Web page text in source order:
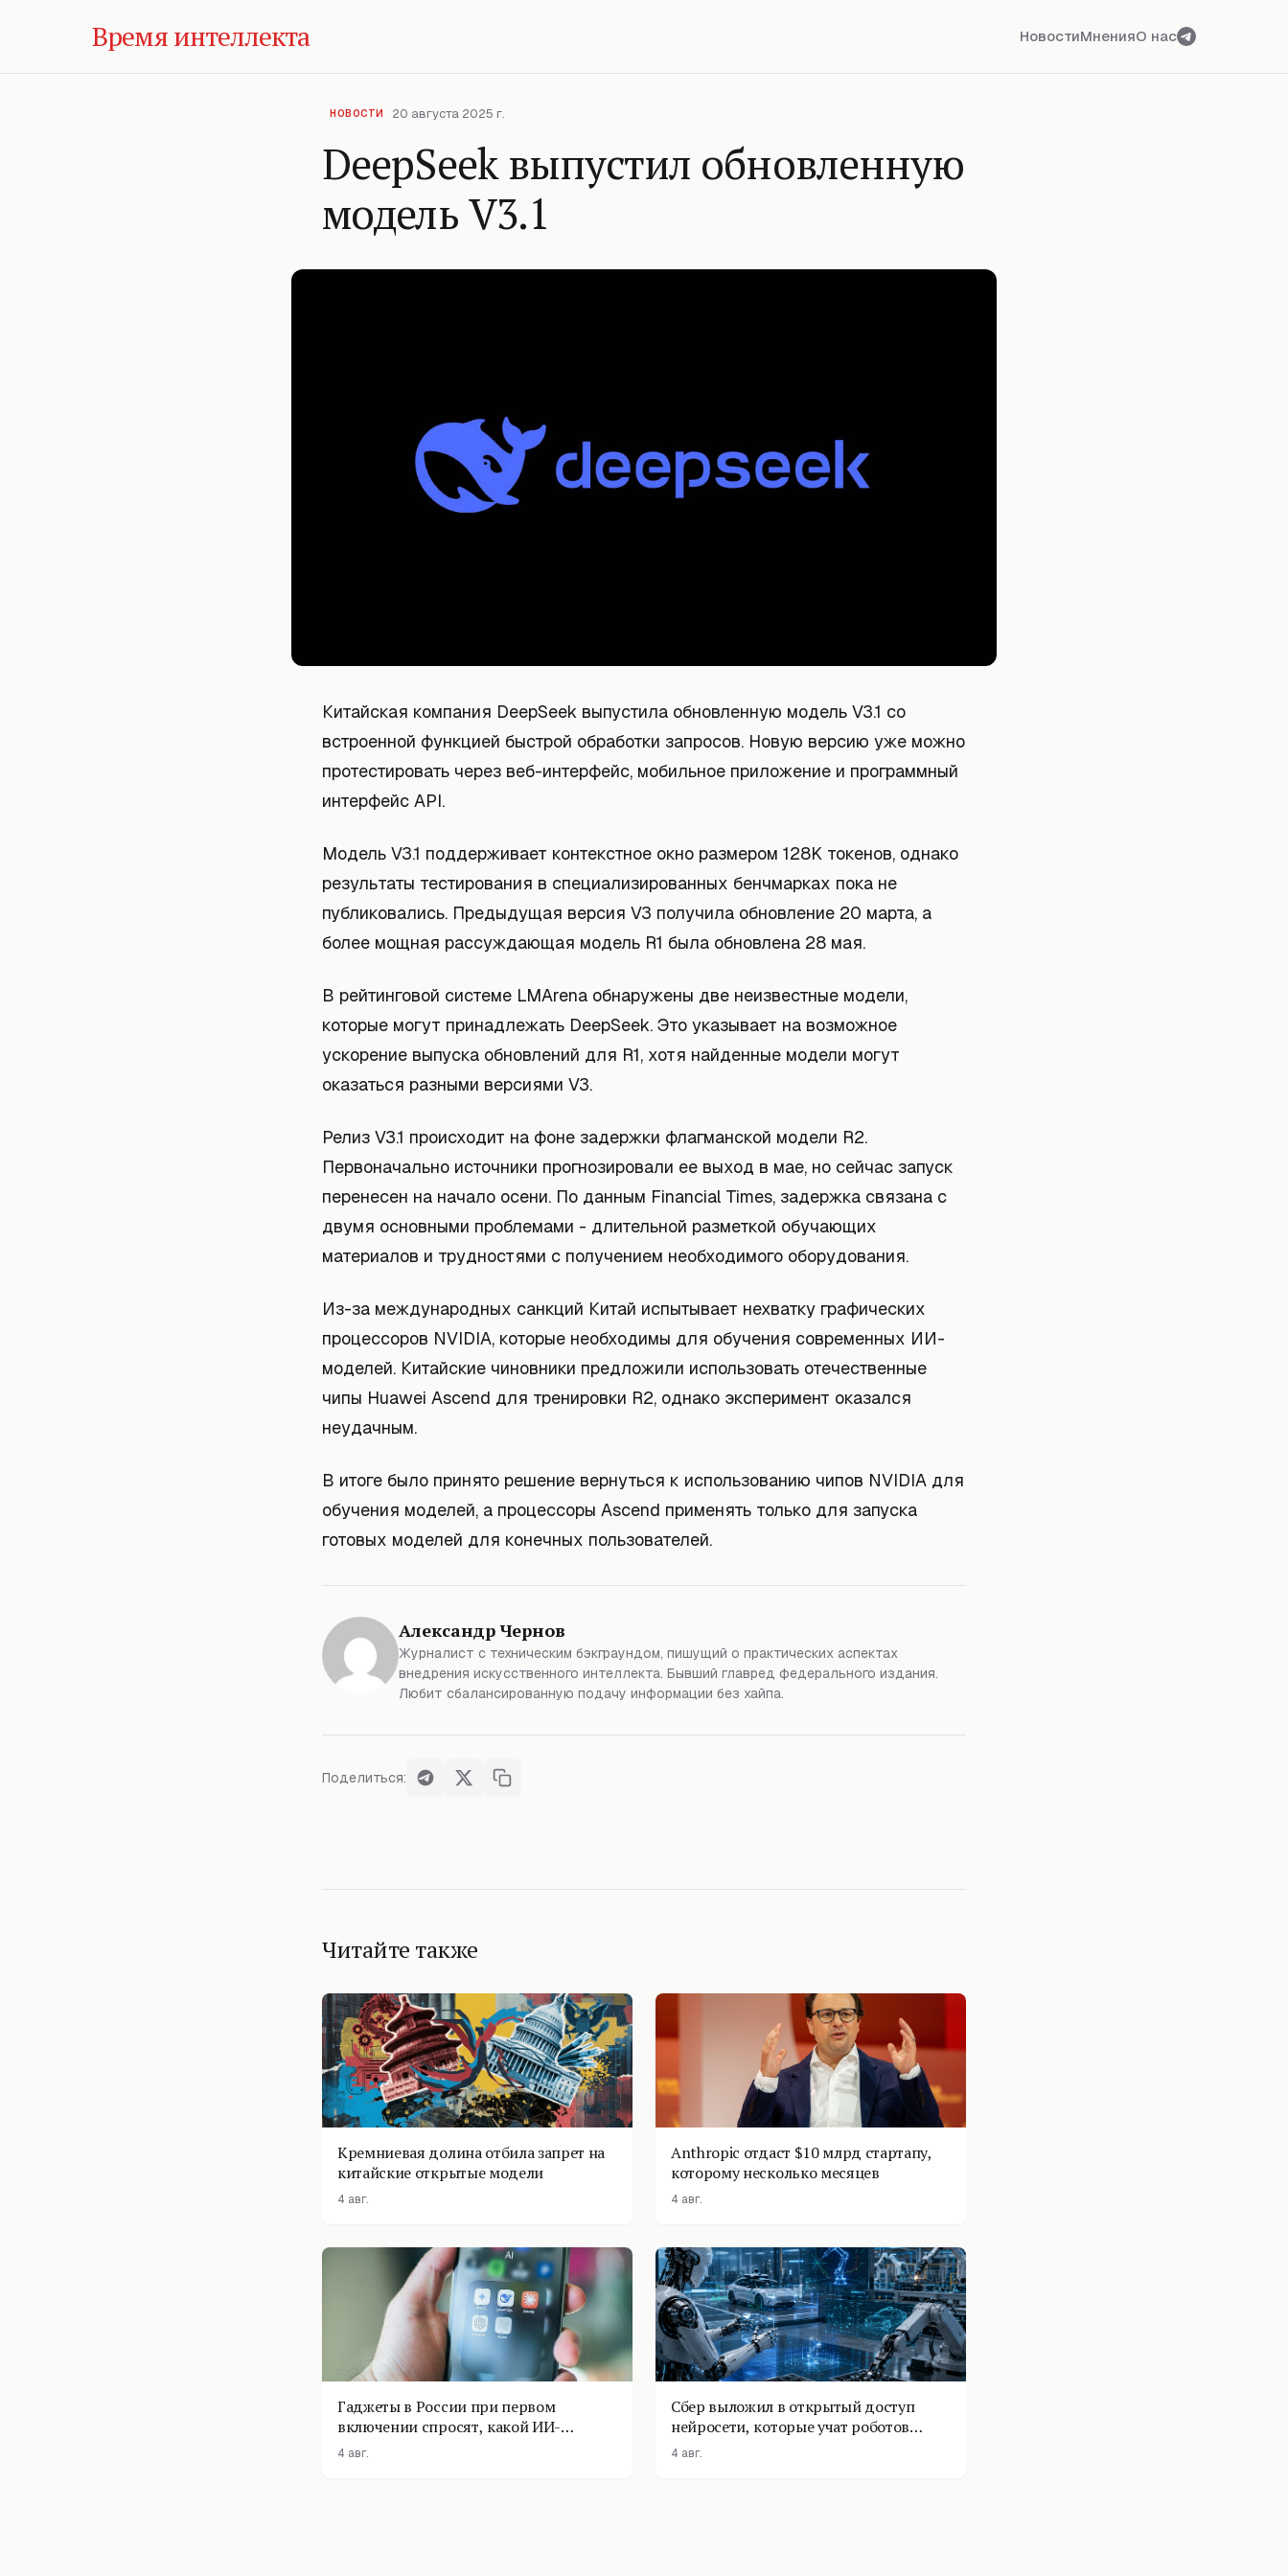
Время интеллекта НовостиМненияО нас
НОВОСТИ 20 августа 2025 г.
DeepSeek выпустил обновленную
модель V3.1
Китайская компания DeepSeek выпустила обновленную модель V3.1 со
встроенной функцией быстрой обработки запросов. Новую версию уже можно
протестировать через веб-интерфейс, мобильное приложение и программный
интерфейс API.
Модель V3.1 поддерживает контекстное окно размером 128K токенов, однако
результаты тестирования в специализированных бенчмарках пока не
публиковались. Предыдущая версия V3 получила обновление 20 марта, а
более мощная рассуждающая модель R1 была обновлена 28 мая.
В рейтинговой системе LMArena обнаружены две неизвестные модели,
которые могут принадлежать DeepSeek. Это указывает на возможное
ускорение выпуска обновлений для R1, хотя найденные модели могут
оказаться разными версиями V3.
Релиз V3.1 происходит на фоне задержки флагманской модели R2.
Первоначально источники прогнозировали ее выход в мае, но сейчас запуск
перенесен на начало осени. По данным Financial Times, задержка связана с
двумя основными проблемами - длительной разметкой обучающих
материалов и трудностями с получением необходимого оборудования.
Из-за международных санкций Китай испытывает нехватку графических
процессоров NVIDIA, которые необходимы для обучения современных ИИ-
моделей. Китайские чиновники предложили использовать отечественные
чипы Huawei Ascend для тренировки R2, однако эксперимент оказался
неудачным.
В итоге было принято решение вернуться к использованию чипов NVIDIA для
обучения моделей, а процессоры Ascend применять только для запуска
готовых моделей для конечных пользователей.
Александр Чернов
Журналист с техническим бэкграундом, пишущий о практических аспектах
внедрения искусственного интеллекта. Бывший главред федерального издания.
Любит сбалансированную подачу информации без хайпа.
Поделиться:
Читайте также
Кремниевая долина отбила запрет на
китайские открытые модели
4 авг.
Anthropic отдаст $10 млрд стартапу,
которому несколько месяцев
4 авг.
Гаджеты в России при первом
включении спросят, какой ИИ-
помощник поставить
4 авг.
Сбер выложил в открытый доступ
нейросети, которые учат роботов
физике
4 авг.